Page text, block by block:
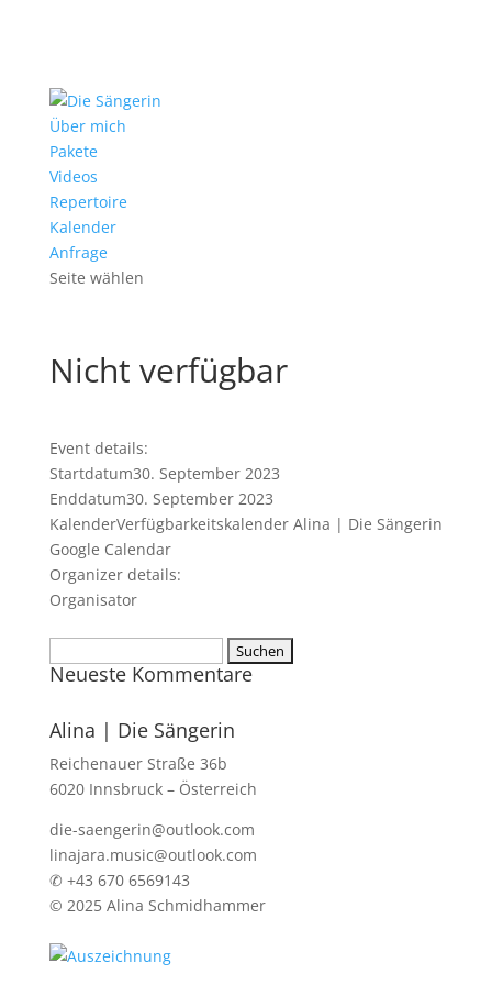
Über mich
Pakete
Videos
Repertoire
Kalender
Anfrage
Seite wählen
Nicht verfügbar
Event details:
Startdatum30. September 2023
Enddatum30. September 2023
KalenderVerfügbarkeitskalender Alina | Die Sängerin
Google Calendar
Organizer details:
Organisator
nach:
Neueste Kommentare
Alina | Die Sängerin
Reichenauer Straße 36b
6020 Innsbruck – Österreich
die-saengerin@outlook.com
linajara.music@outlook.com
✆ +43 670 6569143
© 2025 Alina Schmidhammer